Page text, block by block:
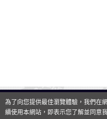
QooApp
為了向您提供最佳瀏覽體驗，我們在
續使用本網站，即表示您了解並同意